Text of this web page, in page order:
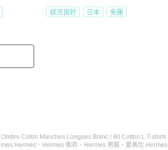
狀況良好 日本 免運
Coton Manches Longues Blanc / 90 Cotton L T-shirts
Hermès 、 Hermes 衛衣 、 Hermes 男裝 、 愛馬仕 Hermès